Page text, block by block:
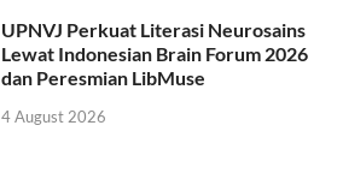
UPNVJ Perkuat Literasi Neurosains
Lewat Indonesian Brain Forum 2026
dan Peresmian LibMuse
4 August 2026